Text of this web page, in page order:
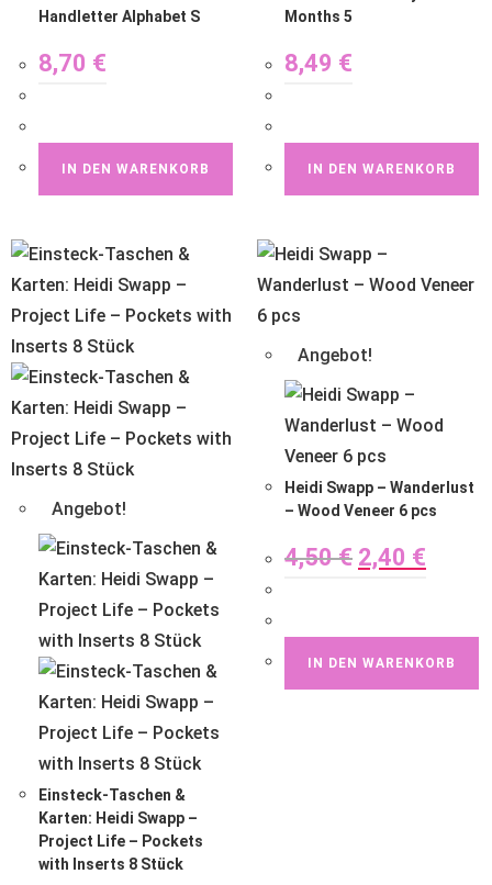
Handletter Alphabet S
8,70 €
IN DEN WARENKORB
Months 5
8,49 €
IN DEN WARENKORB
Angebot!
Einsteck-Taschen &
Karten: Heidi Swapp –
Project Life – Pockets
with Inserts 8 Stück
Angebot!
Heidi Swapp – Wanderlust
– Wood Veneer 6 pcs
4,50€ 2,40 €
IN DEN WARENKORB